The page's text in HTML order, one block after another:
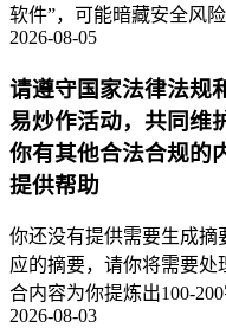
软件”，可能暗藏安全风
2026-08-05
请遵守国家法律法规
易炒作活动，共同维
你有其他合法合规的
提供帮助
你还没有提供需要生成摘
应的摘要，请你将需要处
合内容为你提炼出100-
2026-08-03